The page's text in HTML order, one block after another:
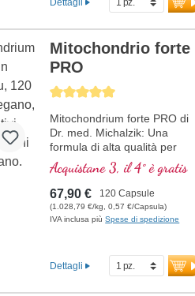
Average rating of 5 out of 5 stars
Mitochondrio forte
PRO
Mitochondrium forte PRO di
Dr. med. Michalzik: Una
formula di alta qualità per
supportare il metabolismo
energetico e la salute
cellulare. Include NADH, Q10,
Resveratrolo e Tiamina, che
promuovono il metabolismo
forma di Sodium-R-Lipoato.
Sigillatura senza alluminio e
Acquistane 3, il 4° è gratis
67,90 € 120 Capsule
(1.028,79 €/kg, 0,57 €/Capsula)
IVA inclusa piùSpese di spedizione
Dettagli